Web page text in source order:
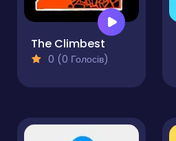
The Climbest
0 (0 Голосів)